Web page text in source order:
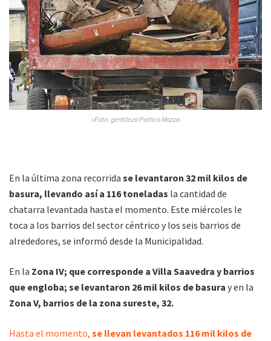
»Foto: gentileza Portico Mazza
En la última zona recorrida se levantaron 32 mil kilos de
basura, llevando así a 116 toneladas la cantidad de
chatarra levantada hasta el momento. Este miércoles le
toca a los barrios del sector céntrico y los seis barrios de
alrededores, se informó desde la Municipalidad.
En la Zona IV; que corresponde a Villa Saavedra y barrios
que engloba; se levantaron 26 mil kilos de basura y en la
Zona V, barrios de la zona sureste, 32.
Hasta el momento, se llevan levantados 116 mil kilos de